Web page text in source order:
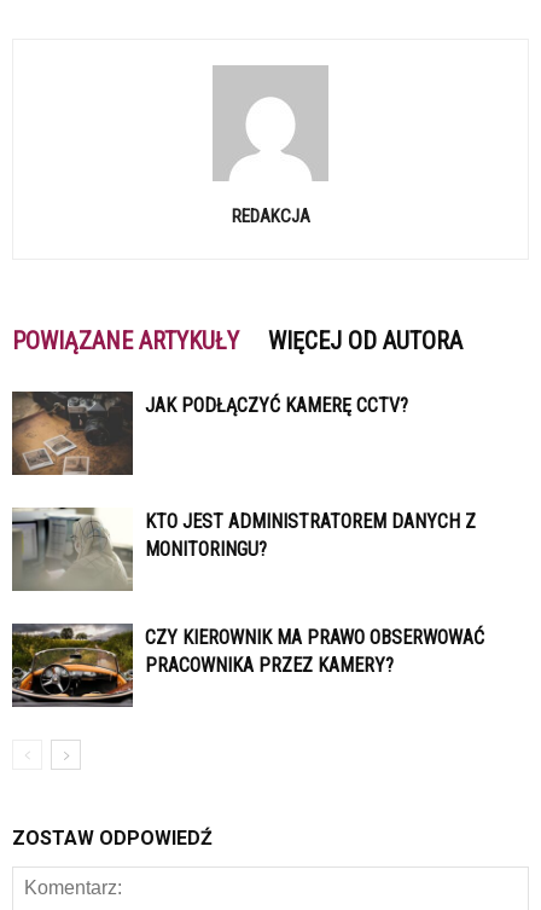
REDAKCJA
POWIĄZANE ARTYKUŁY WIĘCEJ OD AUTORA
JAK PODŁĄCZYĆ KAMERĘ CCTV?
KTO JEST ADMINISTRATOREM DANYCH Z
MONITORINGU?
CZY KIEROWNIK MA PRAWO OBSERWOWAĆ
PRACOWNIKA PRZEZ KAMERY?
ZOSTAW ODPOWIEDŹ